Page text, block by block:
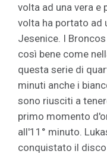
volta ad una vera e
volta ha portato ad
Jesenice. I
così bene come
questa serie di
minuti anche i
sono riusciti a
primo momento
all'11° minuto.
conquistato il